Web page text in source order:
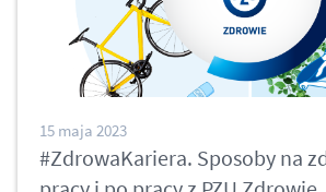
15 maja 2023
#ZdrowaKariera. Sposoby na